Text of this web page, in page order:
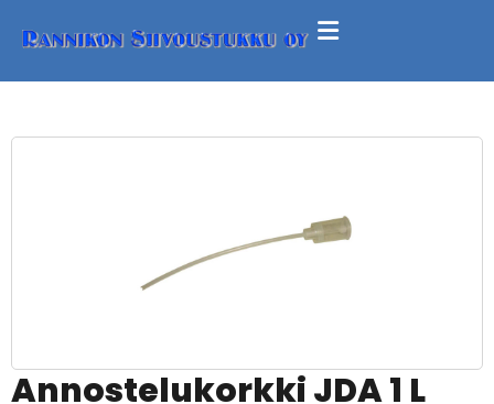
Annostelukorkki JDA 1 L